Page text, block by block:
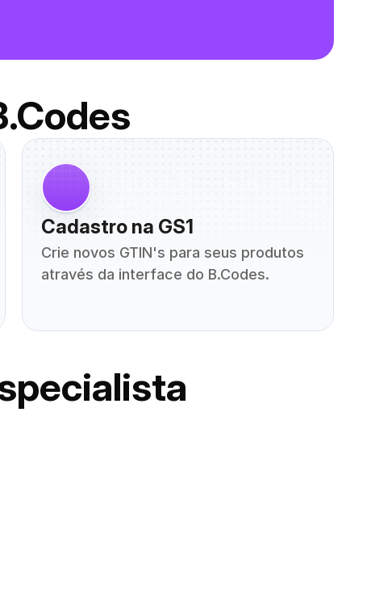
Cadastro na GS1
Crie novos GTIN's para seus produtos
através da interface do B.Codes.